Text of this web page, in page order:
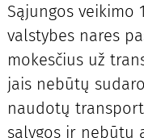
Sąjungos veikimo
valstybes nares
mokesčius už
jais nebūtų
naudotų
sąlygos ir nebūtų